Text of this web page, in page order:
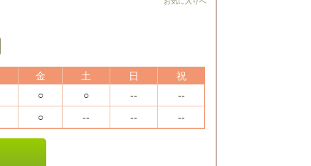
金 土 日
祝
○ ○ --
--
○ -- -- --